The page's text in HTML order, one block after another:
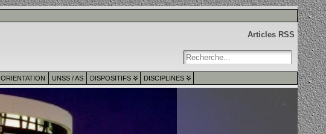
Articles RSS
ORIENTATION UNSS / AS DISPOSITIFS DISCIPLINES